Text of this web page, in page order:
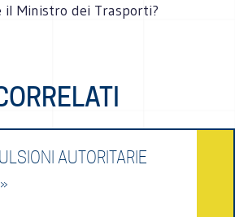
Ministro dei Trasporti?
AUTORITARIE